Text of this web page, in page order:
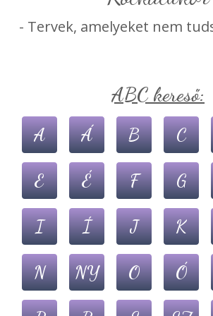
- Tervek, amelyeket nem
ABC kereső:
A Á B C
E É F G
I Í J K
N NY O Ó